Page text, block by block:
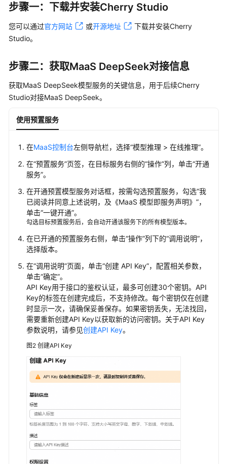
文
本
序
API
调
用
范
接
客
户
端/
开
发
工
具
华
为
码
道
（CodeArts）
代
码
智
体
步骤一：下载并安装Cherry Studio
您可以通过官方网站 或开源地址
下载并安装Cherry
Studio。
步骤二：获取MaaS DeepSeek对接信息
获取MaaS DeepSeek模型服务的关键信息，用于后续Cherry
Studio对接MaaS DeepSeek。
使用预置服务
在MaaS控制台左侧导航栏，选择“模型推理 > 在线推理”。
在“预置服务”页签，在目标服务右侧的“操作”列，单击“开通
服务”。
在开通预置模型服务对话框，按需勾选预置服务，勾选“我
已阅读并同意上述说明，及《MaaS 模型即服务声明》”，
单击“一键开通”。
勾选目标预置服务后，会自动开通该服务下的所有模型版本。
在已开通的预置服务右侧，单击“操作”列下的“调用说明”，
选择版本。
在“调用说明”页面，单击“创建 API Key”，配置相关参数，
单击“确定”。
API Key用于接口的鉴权认证，最多可创建30个密钥。API
Key的标签在创建完成后，不支持修改。每个密钥仅在创建
时显示一次，请确保妥善保存。如果密钥丢失，无法找回，
需要重新创建API Key以获取新的访问密钥。关于API Key
参数说明，请参见创建API Key。
图2 创建API Key